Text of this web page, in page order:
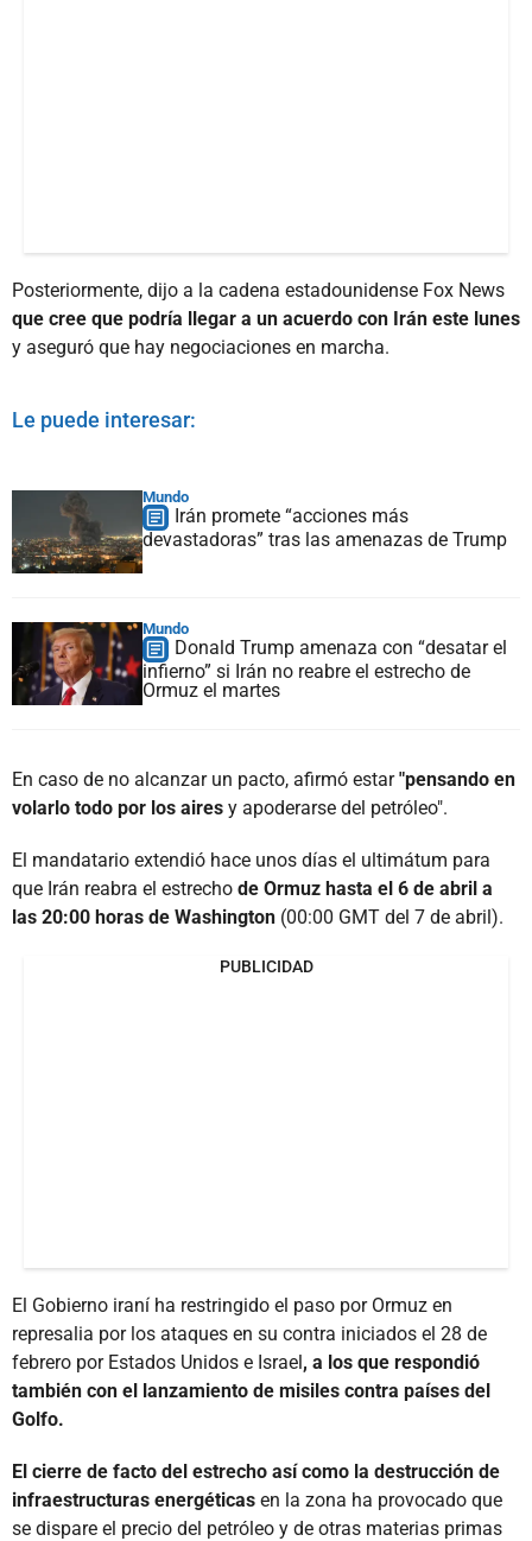
Posteriormente, dijo a la cadena estadounidense Fox News
que cree que podría llegar a un acuerdo con Irán este lunes
y aseguró que hay negociaciones en marcha.
Le puede interesar:
Mundo
Irán promete “acciones más
devastadoras” tras las amenazas de Trump
Mundo
Donald Trump amenaza con “desatar el
infierno” si Irán no reabre el estrecho de
Ormuz el martes
En caso de no alcanzar un pacto, afirmó estar"pensando en
volarlo todo por los aires y apoderarse del petróleo".
El mandatario extendió hace unos días el ultimátum para
que Irán reabra el estrecho de Ormuz hasta el 6 de abril a
las 20:00 horas de Washington (00:00 GMT del 7 de abril).
PUBLICIDAD
El Gobierno iraní ha restringido el paso por Ormuz en
represalia por los ataques en su contra iniciados el 28 de
febrero por Estados Unidos e Israel, a los que respondió
también con el lanzamiento de misiles contra países del
Golfo.
El cierre de facto del estrecho así como la destrucción de
infraestructuras energéticas en la zona ha provocado que
se dispare el precio del petróleo y de otras materias primas